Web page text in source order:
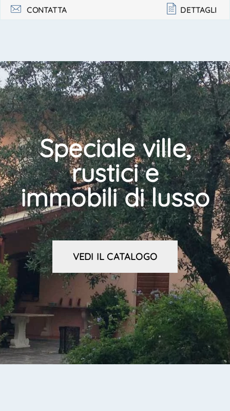
molto funzionale, pratico da utilizzare e facile da. . .
CONTATTA DETTAGLI
Speciale ville,
rustici e
immobili di lusso
VEDI IL CATALOGO